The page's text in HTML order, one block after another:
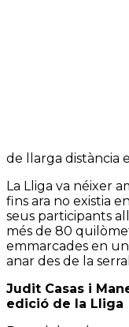
de llarga distància
La Lliga va néixer
fins ara no existia
seus participants
més de 80
emmarcades en
anar des de la
Judit Casas i
edició de la Lliga